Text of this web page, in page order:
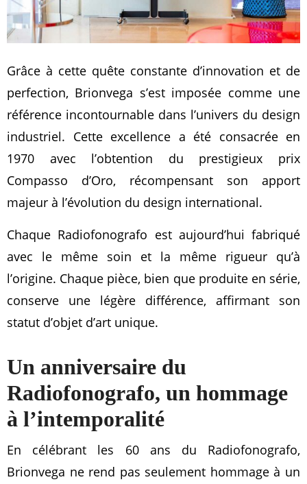
Grâce à cette quête constante d’innovation et de
perfection, Brionvega s’est imposée comme une
référence incontournable dans l’univers du design
industriel. Cette excellence a été consacrée en
1970 avec l’obtention du prestigieux prix
Compasso d’Oro, récompensant son apport
majeur à l’évolution du design international.
Chaque Radiofonografo est aujourd’hui fabriqué
avec le même soin et la même rigueur qu’à
l’origine. Chaque pièce, bien que produite en série,
conserve une légère différence, affirmant son
statut d’objet d’art unique.
Un anniversaire du
Radiofonografo, un hommage
à l’intemporalité
En célébrant les 60 ans du Radiofonografo,
Brionvega ne rend pas seulement hommage à un